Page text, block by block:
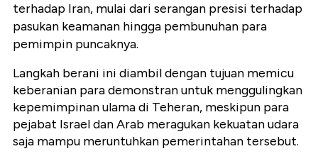
terhadap Iran, mulai dari serangan presisi terhadap
pasukan keamanan hingga pembunuhan para
pemimpin puncaknya.
Langkah berani ini diambil dengan tujuan memicu
keberanian para demonstran untuk menggulingkan
kepemimpinan ulama di Teheran, meskipun para
pejabat Israel dan Arab meragukan kekuatan udara
saja mampu meruntuhkan pemerintahan tersebut.